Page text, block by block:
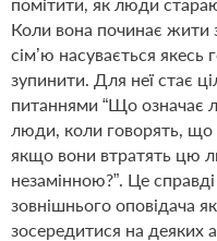
Коли вона починає жити
сім’ю насувається
зупинити. Для неї стає
питаннями “Що означає
люди, коли говорять, що
якщо вони втратять цю
незамінною?”. Це
зовнішнього оповідача
зосередитися на деяких